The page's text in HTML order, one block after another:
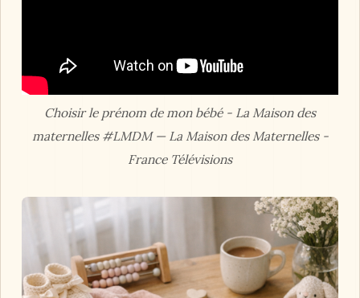
Choisir le prénom de mon bébé - La Maison des
maternelles #LMDM — La Maison des Maternelles -
France Télévisions